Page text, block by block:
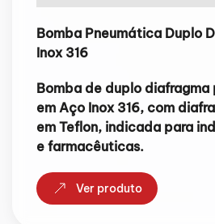
Bomba Pneumática Duplo
Inox 316
Bomba de duplo diafragma
em Aço Inox 316, com
em Teflon, indicada para
e farmacêuticas.
Ver produto